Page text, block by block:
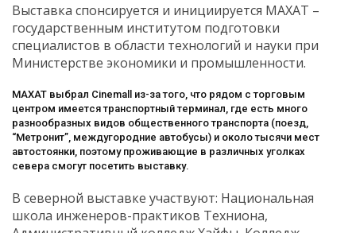
Выставка спонсируется и инициируется MАХАT –
государственным институтом подготовки
специалистов в области технологий и науки при
Министерстве экономики и промышленности.
МАХАТ выбрал Сinemall из-за того, что рядом с торговым
центром имеется транспортный терминал, где есть много
разнообразных видов общественного транспорта (поезд,
“Метронит”, междугородние автобусы) и около тысячи мест
автостоянки, поэтому проживающие в различных уголках
севера смогут посетить выставку.
В северной выставке участвуют: Национальная
школа инженеров-практиков Техниона,